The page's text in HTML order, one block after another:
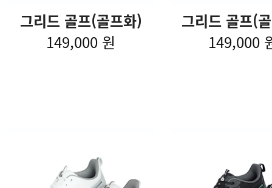
그리드 골프(골프화)
149,000 원
그리드 골프(
149,000